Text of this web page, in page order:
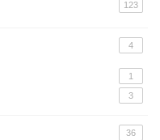
123
4
1
3
36